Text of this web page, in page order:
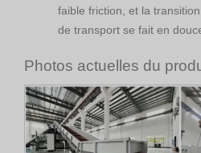
faible friction, et la
de transport se fait en
Photos actuelles du